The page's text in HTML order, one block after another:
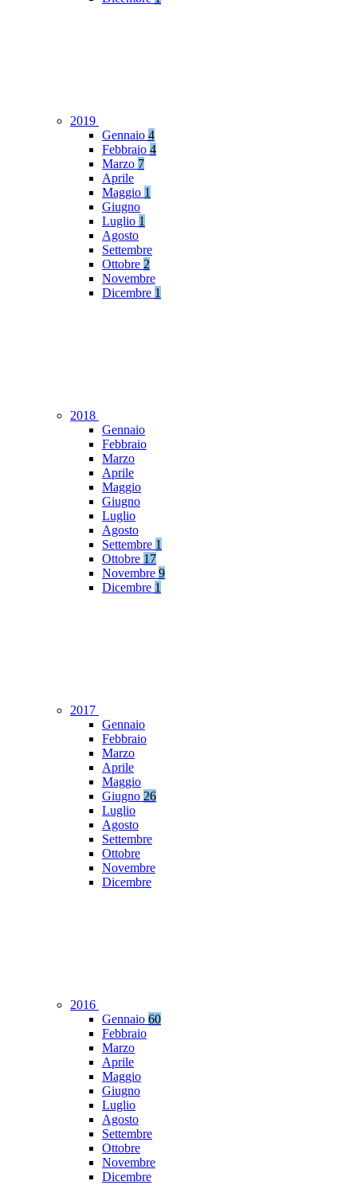
2019
Gennaio 4
Febbraio 4
Marzo 7
Aprile
Maggio 1
Giugno
Luglio 1
Agosto
Settembre
Ottobre 2
Novembre
Dicembre 1
2018
Gennaio
Febbraio
Marzo
Aprile
Maggio
Giugno
Luglio
Agosto
Settembre 1
Ottobre 17
Novembre 9
Dicembre 1
2017
Gennaio
Febbraio
Marzo
Aprile
Maggio
Giugno 26
Luglio
Agosto
Settembre
Ottobre
Novembre
Dicembre
2016
Gennaio 60
Febbraio
Marzo
Aprile
Maggio
Giugno
Luglio
Agosto
Settembre
Ottobre
Novembre
Dicembre